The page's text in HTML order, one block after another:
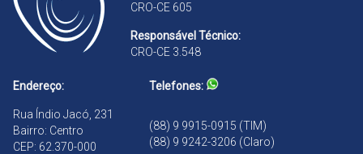
a
CRO-CE 605
Responsável Técnico:
CRO-CE 3.548
Endereço:
Rua Índio Jacó, 231
Bairro: Centro
CEP: 62.370-000
Telefones:
(88) 9 9915-0915 (TIM)
(88) 9 9242-3206 (Claro)